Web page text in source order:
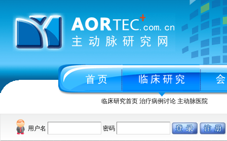
临床研究首页 治疗病例讨论 主动脉医院
用户名 密码